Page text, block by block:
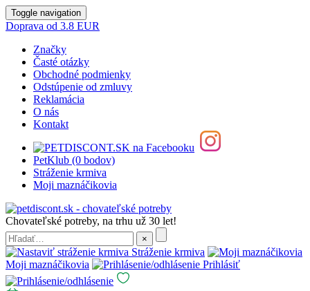
Toggle navigation
Doprava od 3.8 EUR
Značky
Časté otázky
Obchodné podmienky
Odstúpenie od zmluvy
Reklamácia
O nás
Kontakt
PetKlub (0 bodov)
Stráženie krmiva
Moji maznáčikovia
Chovateľské potreby, na trhu už 30 let!
Stráženie krmiva
Moji maznáčikovia
Prihlásiť